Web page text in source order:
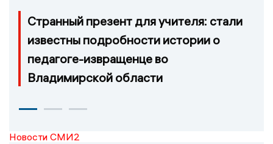
Странный презент для учителя: стали
известны подробности истории о
педагоге-извращенце во
Владимирской области
Новости СМИ2